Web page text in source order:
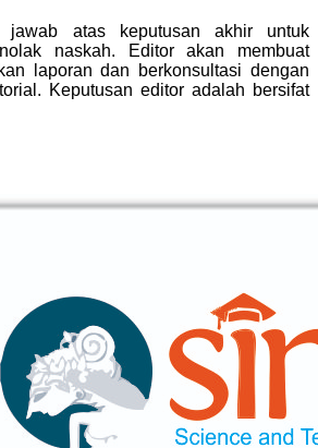
jawab atas keputusan akhir untuk
naskah. Editor akan membuat
laporan dan berkonsultasi dengan
Keputusan editor adalah bersifat